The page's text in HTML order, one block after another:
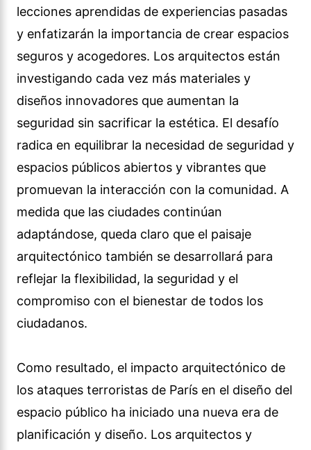
lecciones aprendidas de experiencias pasadas
y enfatizarán la importancia de crear espacios
seguros y acogedores. Los arquitectos están
investigando cada vez más materiales y
diseños innovadores que aumentan la
seguridad sin sacrificar la estética. El desafío
radica en equilibrar la necesidad de seguridad y
espacios públicos abiertos y vibrantes que
promuevan la interacción con la comunidad. A
medida que las ciudades continúan
adaptándose, queda claro que el paisaje
arquitectónico también se desarrollará para
reflejar la flexibilidad, la seguridad y el
compromiso con el bienestar de todos los
ciudadanos.
Como resultado, el impacto arquitectónico de
los ataques terroristas de París en el diseño del
espacio público ha iniciado una nueva era de
planificación y diseño. Los arquitectos y